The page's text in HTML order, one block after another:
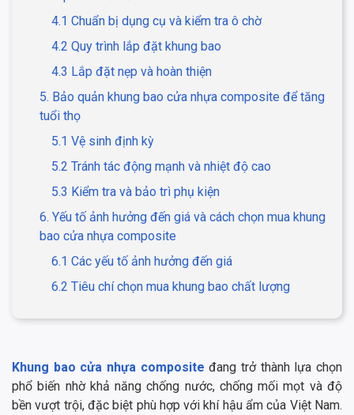
4.1 Chuẩn bị dụng cụ và kiểm tra ô chờ
4.2 Quy trình lắp đặt khung bao
4.3 Lắp đặt nẹp và hoàn thiện
5. Bảo quản khung bao cửa nhựa composite để tăng
tuổi thọ
5.1 Vệ sinh định kỳ
5.2 Tránh tác động mạnh và nhiệt độ cao
5.3 Kiểm tra và bảo trì phụ kiện
6. Yếu tố ảnh hưởng đến giá và cách chọn mua khung
bao cửa nhựa composite
6.1 Các yếu tố ảnh hưởng đến giá
6.2 Tiêu chí chọn mua khung bao chất lượng
Khung bao cửa nhựa composite đang trở thành lựa chọn
phổ biến nhờ khả năng chống nước, chống mối mọt và độ
bền vượt trội, đặc biệt phù hợp với khí hậu ẩm của Việt Nam.